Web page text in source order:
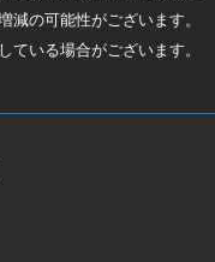
減の可能性がございます。
いる場合がございます。